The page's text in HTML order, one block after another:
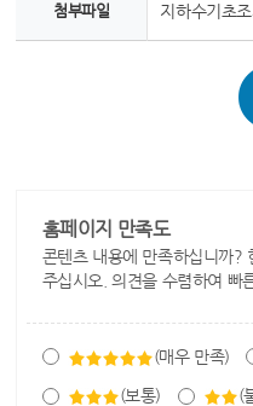
첨부파일 지하수기초
홈페이지 만족도
콘텐츠 내용에 만족하십니까?
주십시오. 의견을 수렴하여 빠
(매우 만족)
(보통) (